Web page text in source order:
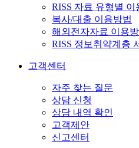
RISS 자료 유형별 이
복사/대출 이용방법
해외전자자료 이용
RISS 정보취약계층
고객센터
자주 찾는 질문
상담 신청
상담 내역 확인
고객제안
신고센터